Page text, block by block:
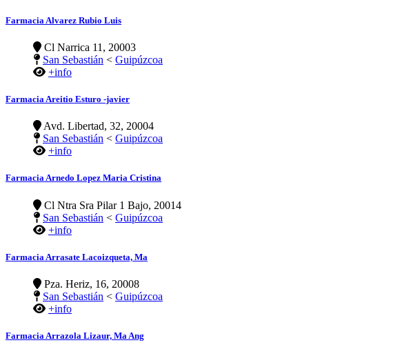
Farmacia Alvarez Rubio Luis
Cl Narrica 11, 20003
San Sebastián < Guipúzcoa
+info
Farmacia Areitio Esturo -javier
Avd. Libertad, 32, 20004
San Sebastián < Guipúzcoa
+info
Farmacia Arnedo Lopez Maria Cristina
Cl Ntra Sra Pilar 1 Bajo, 20014
San Sebastián < Guipúzcoa
+info
Farmacia Arrasate Lacoizqueta, Ma
Pza. Heriz, 16, 20008
San Sebastián < Guipúzcoa
+info
Farmacia Arrazola Lizaur, Ma Ang